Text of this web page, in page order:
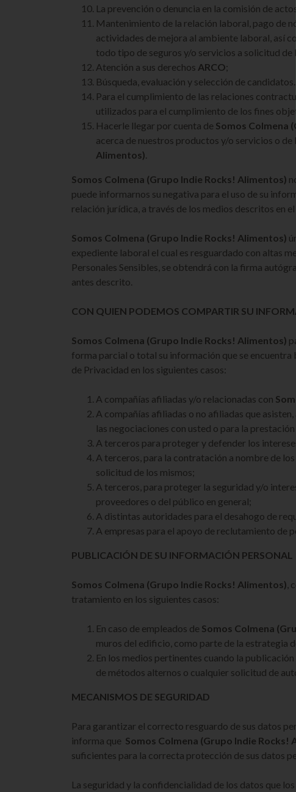
La prevención o denuncia en la comisión de
Mantenimiento de la relación laboral, pago de
actividades de mejora al ambiente laboral, así
todo tipo de seguros y/o servicios a solicitud de
Atención a sus derechos ARCO;
Búsqueda, evaluación y selección de candidatos.
Para el cumplimiento de las relaciones
utilizados para el cumplimiento de los fines
Hacerle llegar por cuenta de Somos Colmena
acerca de nuestros productos y/o servicios o
Alimentos).
Somos Colmena (Grupo Indie Rocks! Alimentos)
puede informarnos su negativa para el uso de su
relación jurídica, a través de los medios descritos en
Somos Colmena (Grupo Indie Rocks! Alimentos)
expediente laboral el cual es resguardado con altas
Personales Sensibles, se obtendrá con la firma
antes descrito.
CON QUIEN PODEMOS COMPARTIR SU
Somos Colmena (Grupo Indie Rocks! Alimentos)
forma parcial o total su información que se encuentra
de Privacidad en los siguientes casos:
A compañías afiliadas y/o relacionadas con
A compañías afiliadas o no afiliadas que
las negociaciones con usted o para la
A terceros para proteger y defender los
A terceros, para la contratación a nombre de
solicitud de los mismos;
A terceros, para proteger la seguridad y/o
proveedores o del público en general;
A distintas autoridades para el desahogo de
A empresas para el apoyo de reclutamiento de
PUBLICACIÓN DE SU INFORMACIÓN PERSONAL
Somos Colmena (Grupo Indie Rocks! Alimentos) ,
tratamiento en los siguientes casos:
En caso de empleados de Somos Colmena
muros del edificio, como parte de la estrategia
En los medios pertinentes cuando la
de métodos alternos o cualquier solicitud de
MECANISMOS DE SEGURIDAD
Para garantizar el correcto resguardo de sus datos
informa que Somos Colmena (Grupo Indie Rocks!
suficientes para la correcta protección de sus datos
La seguridad y la confidencialidad de los datos que